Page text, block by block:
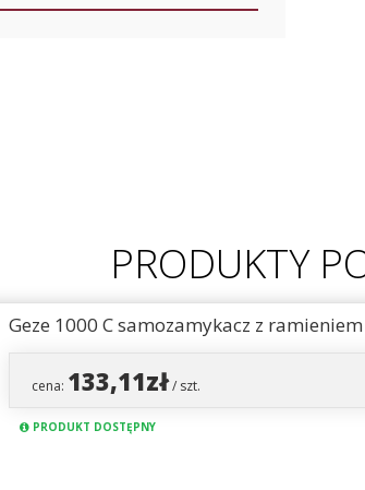
PRODUKTY
Geze 1000 C samozamykacz z
cena: 133,11zł/ szt.
PRODUKT DOSTĘPNY